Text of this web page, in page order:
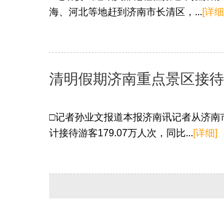
海、河北等地赶到济南市长清区，...[详
清明假期济南重点景区接
□记者孙业文报道本报济南讯记者从济
计接待游客179.07万人次，同比...[详细]